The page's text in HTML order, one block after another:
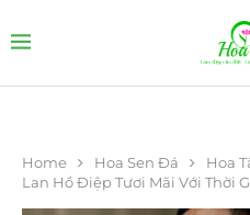
Home Hoa Sen Đá
Hoa
Lan Hồ Điệp Tươi Mãi Với Thời